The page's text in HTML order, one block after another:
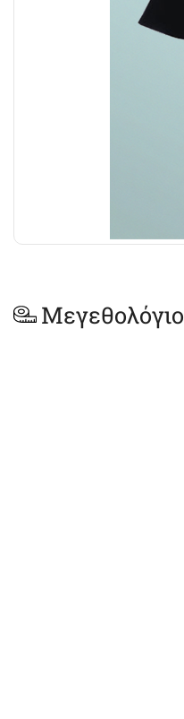
Μεγεθολόγιο